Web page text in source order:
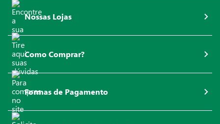
Nossas Lojas
Como Comprar?
Formas de Pagamento